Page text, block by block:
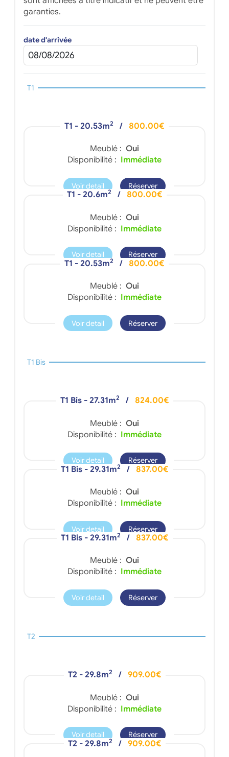
garanties.
date d'arrivée
T1
T1 - 20.53m2 / 800.00€
Meublé : Oui
Disponibilité : Immédiate
Voir detail Réserver
T1 - 20.6m2 / 800.00€
Meublé : Oui
Disponibilité : Immédiate
Voir detail Réserver
T1 - 20.53m2 / 800.00€
Meublé : Oui
Disponibilité : Immédiate
Voir detail Réserver
T1 Bis
T1 Bis - 27.31m2 / 824.00€
Meublé : Oui
Disponibilité : Immédiate
Voir detail Réserver
T1 Bis - 29.31m2 / 837.00€
Meublé : Oui
Disponibilité : Immédiate
Voir detail Réserver
T1 Bis - 29.31m2 / 837.00€
Meublé : Oui
Disponibilité : Immédiate
Voir detail Réserver
T2
T2 - 29.8m2 / 909.00€
Meublé : Oui
Disponibilité : Immédiate
Voir detail Réserver
T2 - 29.8m2 / 909.00€